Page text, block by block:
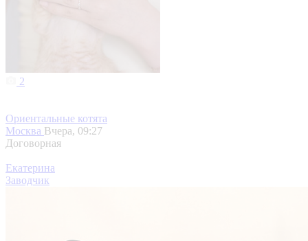
2
Ориентальные котята
Москва Вчера, 09:27
Договорная
Екатерина
Заводчик